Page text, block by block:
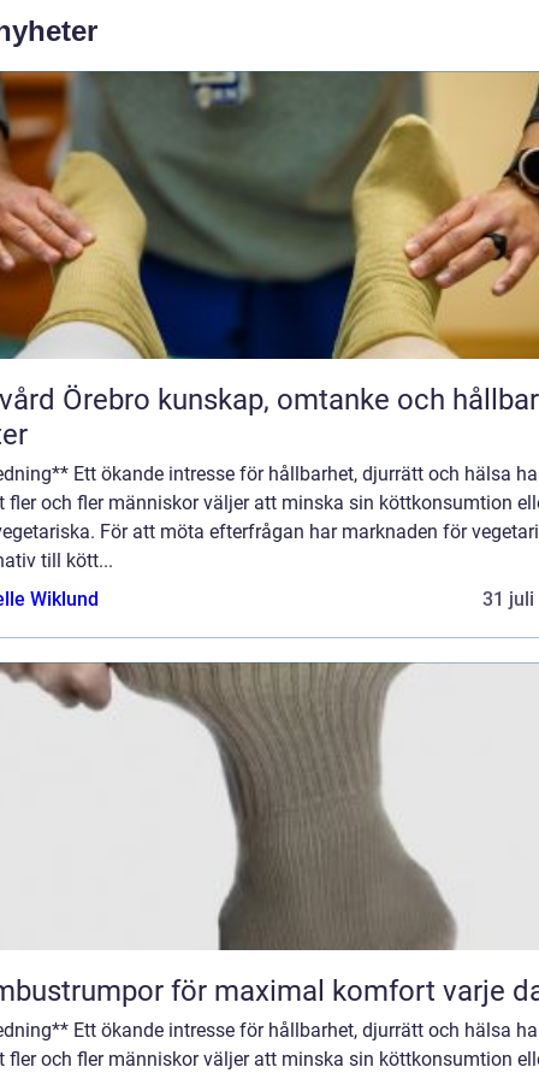
kunskap, omtanke och hållbara
Ett ökande intresse för hållbarhet, djurrätt och hälsa
fler och fler människor väljer att minska sin köttkonsumtion
För att möta efterfrågan har marknaden för
till kött...
Wiklund
31 juli
för maximal komfort varje
Ett ökande intresse för hållbarhet, djurrätt och hälsa
fler och fler människor väljer att minska sin köttkonsumtion